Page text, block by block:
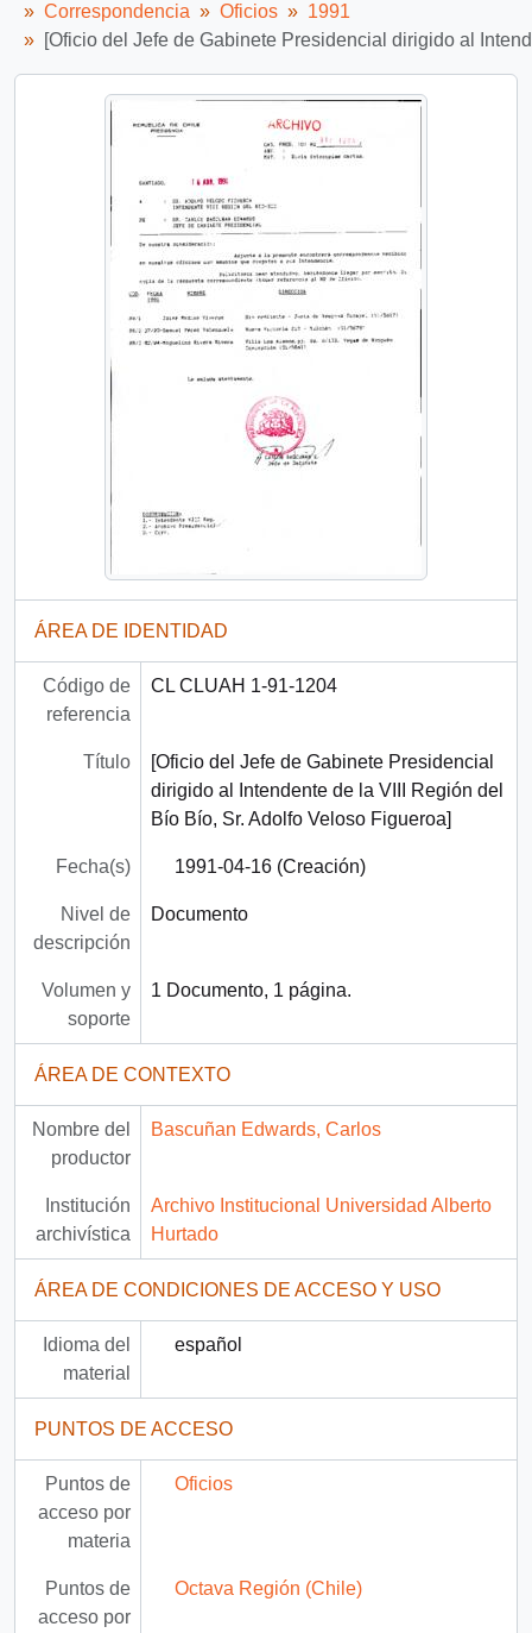
Correspondencia
Oficios
1991
[Oficio del Jefe de Gabinete Presidencial dirigido al
ÁREA DE IDENTIDAD
Código de
referencia
CL CLUAH 1-91-1204
Título
[Oficio del Jefe de Gabinete Presidencial
dirigido al Intendente de la VIII Región del
Bío Bío, Sr. Adolfo Veloso Figueroa]
Fecha(s) 1991-04-16 (Creación)
Nivel de
descripción
Documento
Volumen y
soporte
1 Documento, 1 página.
ÁREA DE CONTEXTO
Nombre del
productor
Bascuñan Edwards, Carlos
Institución
archivística
Archivo Institucional Universidad Alberto
Hurtado
ÁREA DE CONDICIONES DE ACCESO Y USO
Idioma del
material
español
PUNTOS DE ACCESO
Puntos de
acceso por
materia
Oficios
Puntos de
acceso por
Octava Región (Chile)